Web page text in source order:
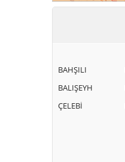
BAHŞILI
BALIŞEYH
ÇELEBİ